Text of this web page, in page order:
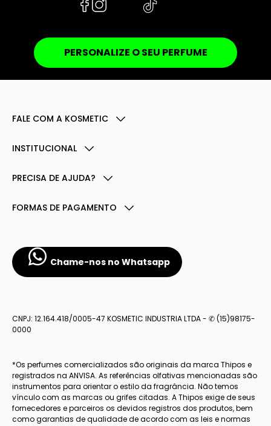
PERSONALIZE O SEU PERFUME
FALE COM A KOSMETIC
INSTITUCIONAL
PRECISA DE AJUDA?
FORMAS DE PAGAMENTO
Chame-nos no Whatsapp
CNPJ: 12.164.418/0005-47 KOSMETIC INDUSTRIA LTDA - ✆ (15)98175-
0000
*Os perfumes comercializados são originais da marca Thipos e
registrados na ANVISA. As referências olfativas mencionadas são
instrumentos para orientar o estilo da fragrância. Não temos
vínculo com as marcas ou grifes citadas. A Thipos exige de seus
fornecedores e parceiros os devidos registros dos produtos, bem
como garantias de qualidade de acordo com as leis e normas